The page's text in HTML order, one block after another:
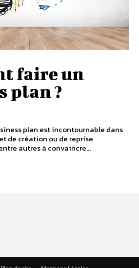
faire un
plan ?
plan est incontournable dans
de création ou de reprise
autres à convaincre...